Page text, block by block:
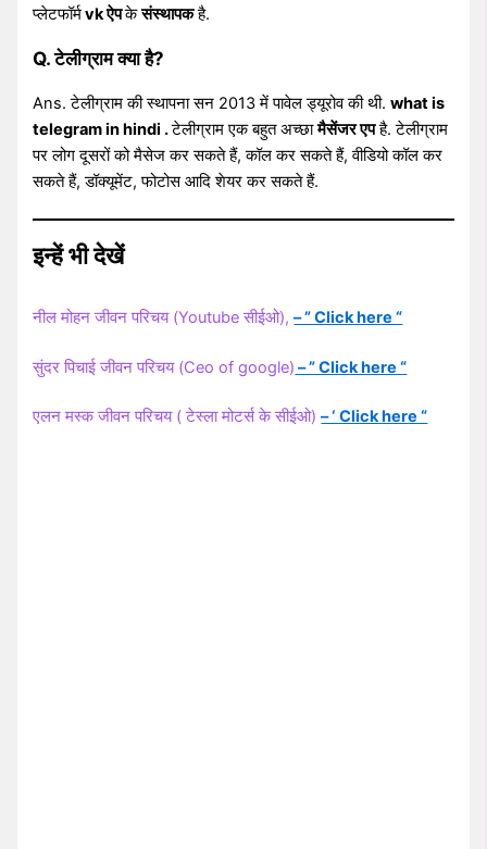
प्लेटफॉर्मvk ऐपकेसंस्थापकहै.
Q. टेलीग्राम क्या है?
Ans. टेलीग्राम की स्थापना सन 2013 में पावेल ड्यूरोव की थी.what is
telegram in hindi .टेलीग्राम एक बहुत अच्छामैसेंजर एपहै. टेलीग्राम
पर लोग दूसरों को मैसेज कर सकते हैं, कॉल कर सकते हैं, वीडियो कॉल कर
सकते हैं, डॉक्यूमेंट, फोटोस आदि शेयर कर सकते हैं.
इन्हें भी देखें
नील मोहन जीवन परिचय (Youtube सीईओ),– ” Click here “
सुंदर पिचाई जीवन परिचय (Ceo of google) – ” Click here “
एलन मस्क जीवन परिचय ( टेस्ला मोटर्स के सीईओ)– ‘ Click here “